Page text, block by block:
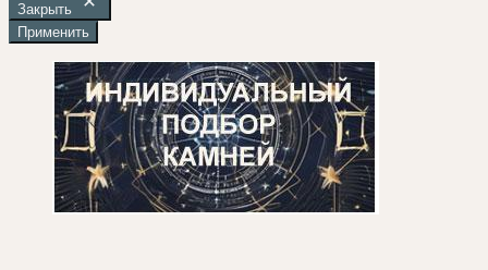
Закрыть
Применить